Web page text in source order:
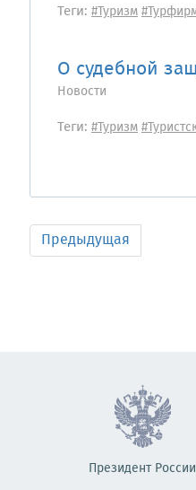
Теги: #Туризм
О судебной
Новости
Теги: #Туризм
Предыдущая
Президент России